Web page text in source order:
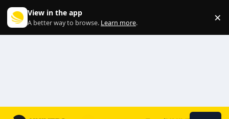
View in the app
A better way to browse. Learn more. ×